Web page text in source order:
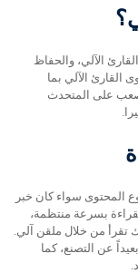
الآلي، والحفاظ
الآلي بما
على المتحدث
المحتوى سواء كان خبر
بسرعة منتظمة،
تقرأ من خلال ملقن آلي.
عن التصنع، كما